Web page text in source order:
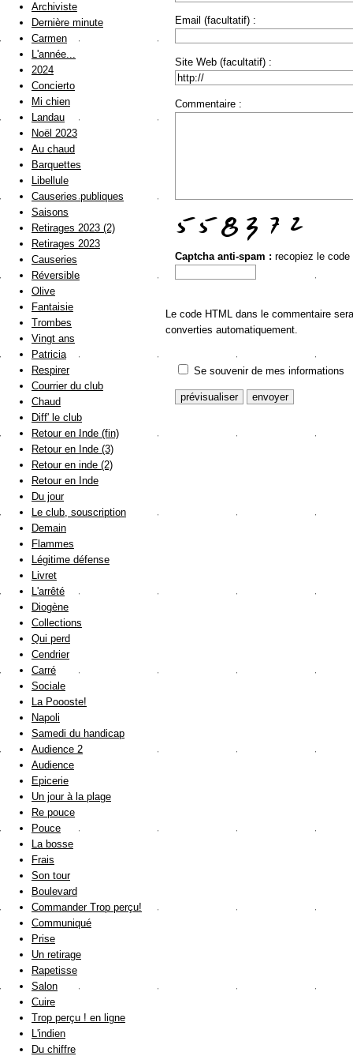
Email (facultatif) :
Site Web (facultatif) :
Commentaire :
Captcha anti-spam : recopiez le code
Le code HTML dans le commentaire
converties automatiquement.
Se souvenir de mes informations
Archiviste
Dernière minute
Carmen
L'année...
2024
Concierto
Mi chien
Landau
Noël 2023
Au chaud
Barquettes
Libellule
Causeries publiques
Saisons
Retirages 2023 (2)
Retirages 2023
Causeries
Réversible
Olive
Fantaisie
Trombes
Vingt ans
Patricia
Respirer
Courrier du club
Chaud
Diff' le club
Retour en Inde (fin)
Retour en Inde (3)
Retour en inde (2)
Retour en Inde
Du jour
Le club, souscription
Demain
Flammes
Légitime défense
Livret
L'arrêté
Diogène
Collections
Qui perd
Cendrier
Carré
Sociale
La Poooste!
Napoli
Samedi du handicap
Audience 2
Audience
Epicerie
Un jour à la plage
Re pouce
Pouce
La bosse
Frais
Son tour
Boulevard
Commander Trop perçu!
Communiqué
Prise
Un retirage
Rapetisse
Salon
Cuire
Trop perçu ! en ligne
L'indien
Du chiffre